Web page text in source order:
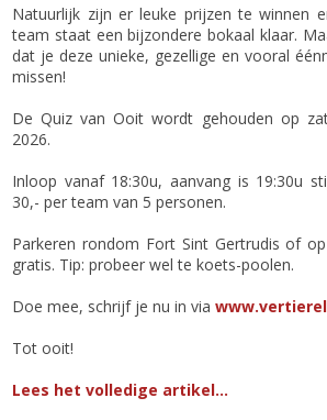
Natuurlijk zijn er leuke prijzen te winnen
team staat een bijzondere bokaal klaar.
dat je deze unieke, gezellige en vooral
missen!
De Quiz van Ooit wordt gehouden op
2026.
Inloop vanaf 18:30u, aanvang is 19:30u
30,- per team van 5 personen.
Parkeren rondom Fort Sint Gertrudis of
gratis. Tip: probeer wel te koets-poolen.
Doe mee, schrijf je nu in via
Tot ooit!
Lees het volledige artikel...